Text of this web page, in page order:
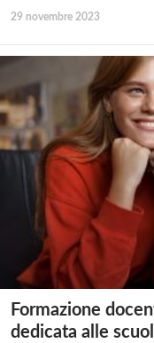
29 novembre 2023
Formazione
dedicata alle